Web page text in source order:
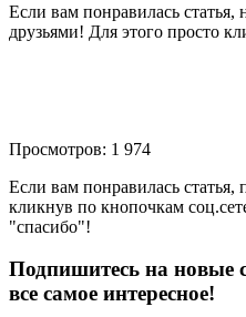
Если вам понравилась статья,
друзьями! Для этого просто
Просмотров: 1 974
Если вам понравилась статья,
кликнув по кнопочкам
"спасибо"!
Подпишитесь на новые
все самое интересное!